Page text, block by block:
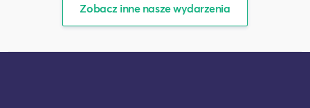
Zobacz inne nasze wydarzenia